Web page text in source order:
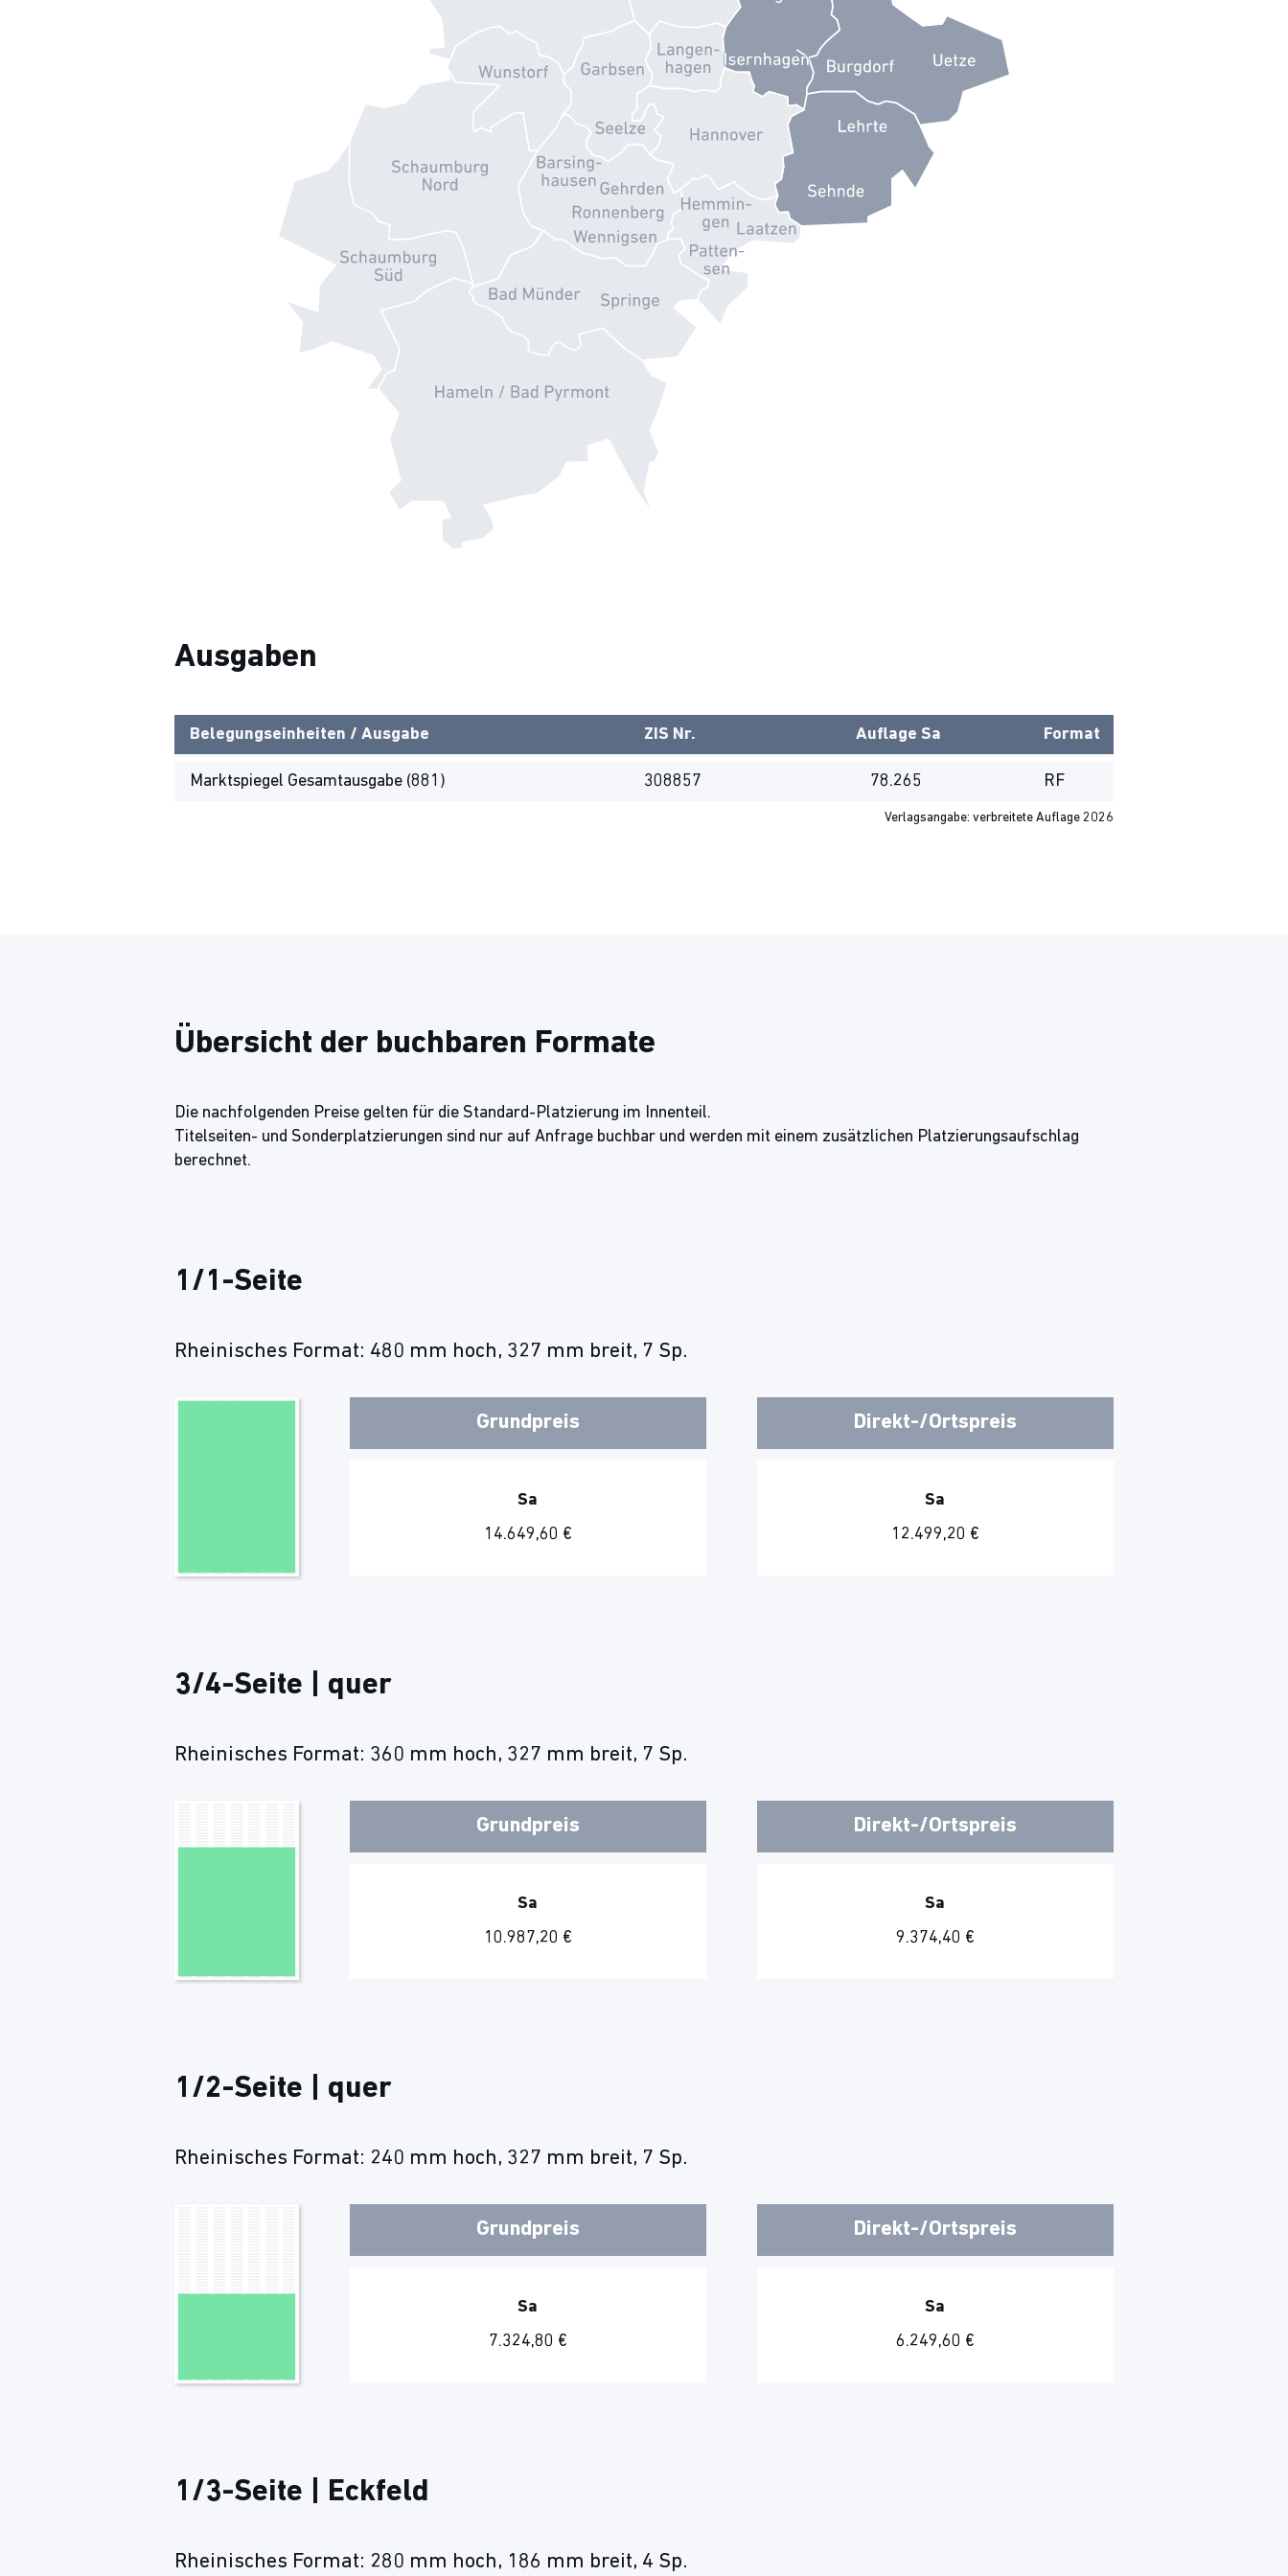
Ausgaben
Belegungseinheiten / Ausgabe ZIS Nr. Auflage Sa Format
Marktspiegel Gesamtausgabe (881) 308857 78.265 RF
Verlagsangabe: verbreitete Auflage 2026
Übersicht der buchbaren Formate
Die nachfolgenden Preise gelten für die Standard-Platzierung im Innenteil.
Titelseiten- und Sonderplatzierungen sind nur auf Anfrage buchbar und werden mit einem zusätzlichen Platzierungsaufschlag
berechnet.
1/1-Seite
Rheinisches Format: 480 mm hoch, 327 mm breit, 7 Sp.
Grundpreis
Sa
14.649,60 €
Direkt-/Ortspreis
Sa
12.499,20 €
3/4-Seite | quer
Rheinisches Format: 360 mm hoch, 327 mm breit, 7 Sp.
Grundpreis
Sa
10.987,20 €
Direkt-/Ortspreis
Sa
9.374,40 €
1/2-Seite | quer
Rheinisches Format: 240 mm hoch, 327 mm breit, 7 Sp.
Grundpreis
Sa
7.324,80 €
Direkt-/Ortspreis
Sa
6.249,60 €
1/3-Seite | Eckfeld
Rheinisches Format: 280 mm hoch, 186 mm breit, 4 Sp.